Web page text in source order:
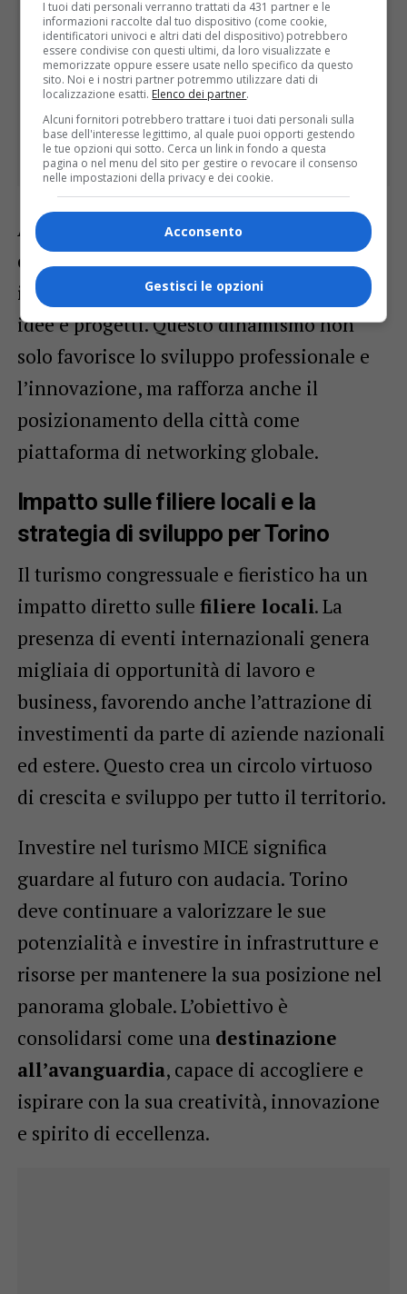
Attraverso il turismo MICE, Torino si pone
come baricentro percollaborazioni
internazionalie come motore di nuove
idee e progetti. Questo dinamismo non
solo favorisce lo sviluppo professionale e
l’innovazione, ma rafforza anche il
posizionamento della città come
piattaforma di networking globale.
Impatto sulle filiere locali e la
strategia di sviluppo per Torino
Il turismo congressuale e fieristico ha un
impatto diretto sulle filiere locali. La
presenza di eventi internazionali genera
migliaia di opportunità di lavoro e
business, favorendo anche l’attrazione di
investimenti da parte di aziende nazionali
ed estere. Questo crea un circolo virtuoso
di crescita e sviluppo per tutto il territorio.
Investire nel turismo MICE significa
guardare al futuro con audacia. Torino
deve continuare a valorizzare le sue
potenzialità e investire in infrastrutture e
risorse per mantenere la sua posizione nel
panorama globale. L’obiettivo è
consolidarsi come una destinazione
all’avanguardia, capace di accogliere e
ispirare con la sua creatività, innovazione
e spirito di eccellenza.
I tuoi dati personali verranno trattati da 431 partner e le
informazioni raccolte dal tuo dispositivo (come cookie,
identificatori univoci e altri dati del dispositivo) potrebbero
essere condivise con questi ultimi, da loro visualizzate e
memorizzate oppure essere usate nello specifico da questo
sito. Noi e i nostri partner potremmo utilizzare dati di
localizzazione esatti. Elenco dei partner.
Alcuni fornitori potrebbero trattare i tuoi dati personali sulla
base dell'interesse legittimo, al quale puoi opporti gestendo
le tue opzioni qui sotto. Cerca un link in fondo a questa
pagina o nel menu del sito per gestire o revocare il consenso
nelle impostazioni della privacy e dei cookie.
Acconsento
Gestisci le opzioni